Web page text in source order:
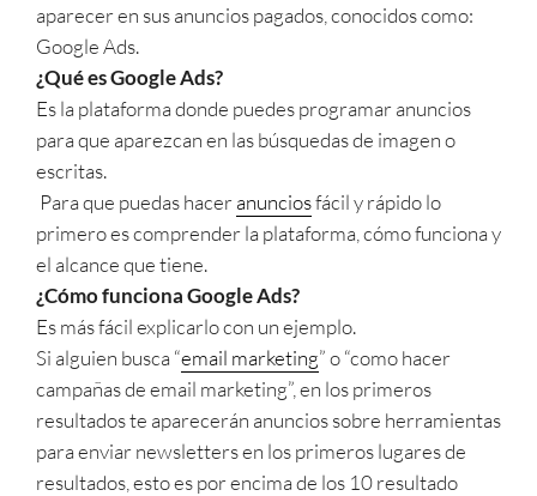
aparecer en sus anuncios pagados, conocidos como:
Google Ads.
¿Qué es Google Ads?
Es la plataforma donde puedes programar anuncios
para que aparezcan en las búsquedas de imagen o
escritas.
Para que puedas haceranunciosfácil y rápido lo
primero es comprender la plataforma, cómo funciona y
el alcance que tiene.
¿Cómo funciona Google Ads?
Es más fácil explicarlo con un ejemplo.
Si alguien busca “email marketing” o “como hacer
campañas de email marketing”, en los primeros
resultados te aparecerán anuncios sobre herramientas
para enviar newsletters en los primeros lugares de
resultados, esto es por encima de los 10 resultado